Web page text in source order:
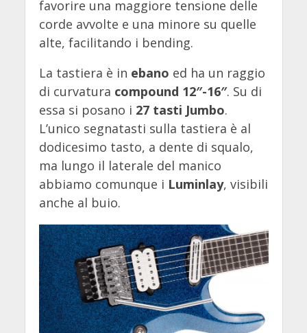
favorire una maggiore tensione delle
corde avvolte e una minore su quelle
alte, facilitando i bending.
La tastiera è in ebano ed ha un raggio
di curvatura compound 12″-16″. Su di
essa si posano i 27 tasti Jumbo.
L’unico segnatasti sulla tastiera è al
dodicesimo tasto, a dente di squalo,
ma lungo il laterale del manico
abbiamo comunque i Luminlay, visibili
anche al buio.